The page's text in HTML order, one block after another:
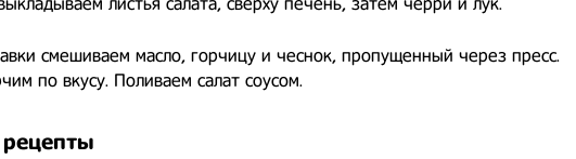
смешиваем масло, горчицу и чеснок, пропущенный через пресс.
по вкусу. Поливаем салат соусом.